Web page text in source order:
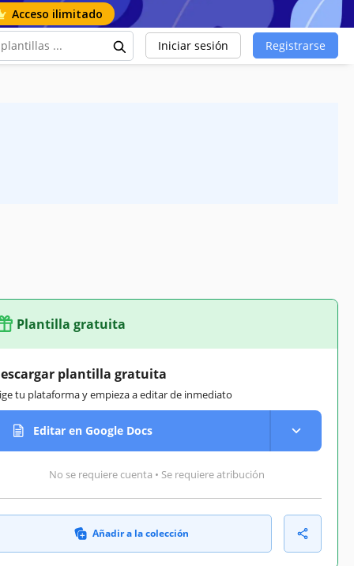
Acceso ilimitado
Iniciar sesión Registrarse
Plantilla gratuita
plantilla gratuita
tu plataforma y empieza a editar de inmediato
Editar en Google Docs
No se requiere cuenta • Se requiere atribución
Añadir a la colección